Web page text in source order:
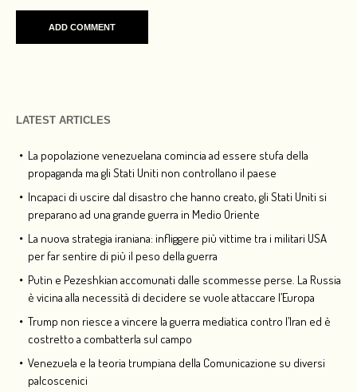
LATEST ARTICLES
La popolazione venezuelana comincia ad essere stufa della
propaganda ma gli Stati Uniti non controllano il paese
Incapaci di uscire dal disastro che hanno creato, gli Stati Uniti si
preparano ad una grande guerra in Medio Oriente
La nuova strategia iraniana: infliggere più vittime tra i militari USA
per far sentire di più il peso della guerra
Putin e Pezeshkian accomunati dalle scommesse perse. La Russia
è vicina alla necessità di decidere se vuole attaccare l’Europa
Trump non riesce a vincere la guerra mediatica contro l’Iran ed è
costretto a combatterla sul campo
Venezuela e la teoria trumpiana della Comunicazione su diversi
palcoscenici